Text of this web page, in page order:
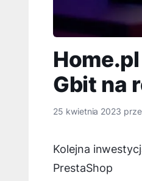
Gbit na
25 kwietnia 2023
Kolejna
PrestaShop